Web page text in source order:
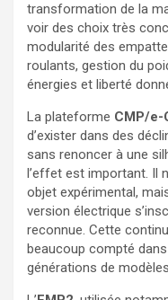
transformation de la
voir des choix très
modularité des
roulants, gestion du
énergies et liberté
La plateforme CMP/e-
d’exister dans des
sans renoncer à une
l’effet est important. Il
objet expérimental,
version électrique
reconnue. Cette
beaucoup compté
générations de